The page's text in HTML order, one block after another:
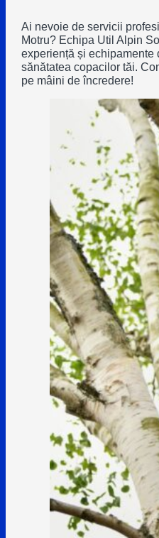
Ai nevoie de servicii
Motru? Echipa Util Alpin
experiență și echipamente
sănătatea copacilor tăi.
pe mâini de încredere!